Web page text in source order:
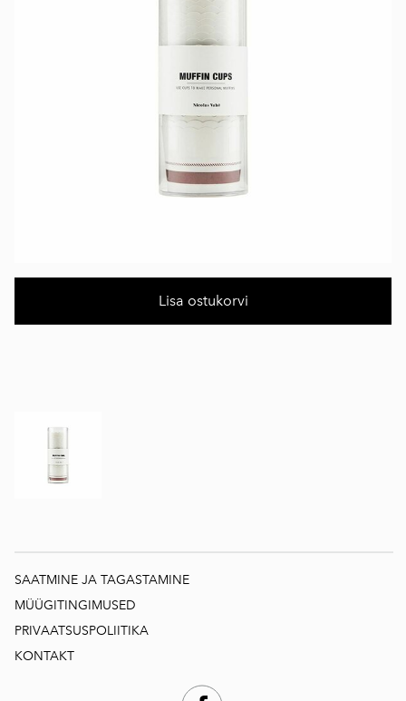
Lisa ostukorvi
SAATMINE JA TAGASTAMINE
MÜÜGITINGIMUSED
PRIVAATSUSPOLIITIKA
KONTAKT